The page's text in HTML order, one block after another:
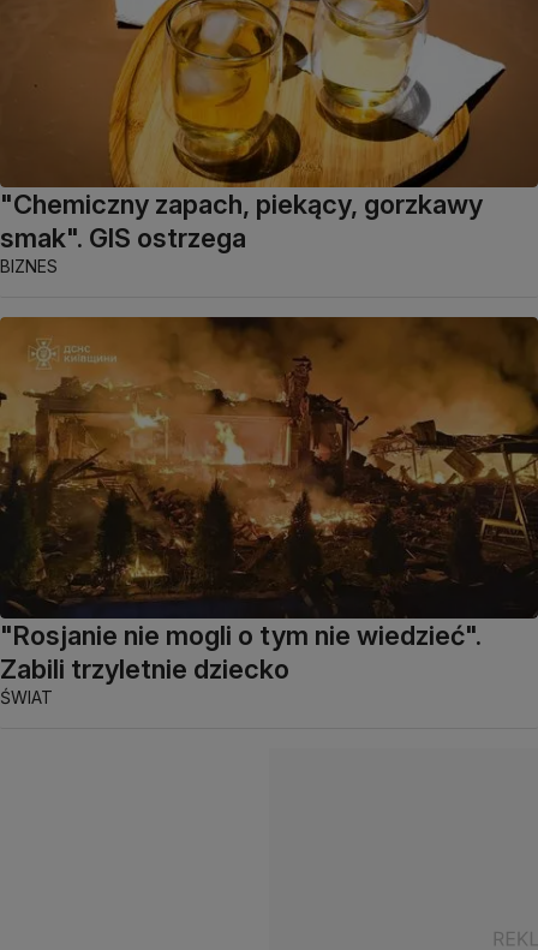
"Chemiczny zapach, piekący, gorzkawy
smak". GIS ostrzega
BIZNES
"Rosjanie nie mogli o tym nie wiedzieć".
Zabili trzyletnie dziecko
ŚWIAT